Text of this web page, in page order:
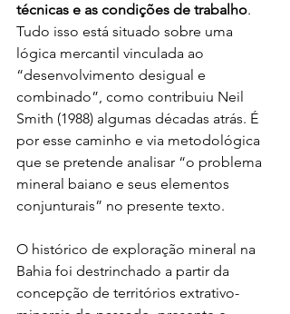
técnicas e as condições de trabalho.
Tudo isso está situado sobre uma
lógica mercantil vinculada ao
“desenvolvimento desigual e
combinado”, como contribuiu Neil
Smith (1988) algumas décadas atrás. É
por esse caminho e via metodológica
que se pretende analisar “o problema
mineral baiano e seus elementos
conjunturais” no presente texto.
O histórico de exploração mineral na
Bahia foi destrinchado a partir da
concepção de territórios extrativo-